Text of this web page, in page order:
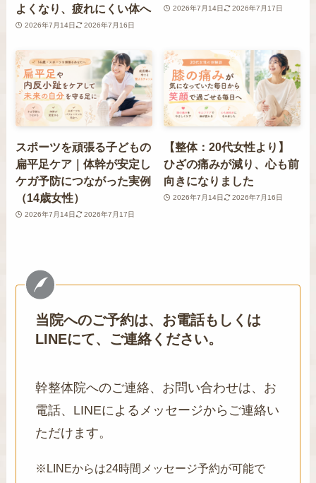
よくなり、疲れにくい体へ
2026年7月14日 2026年7月16日
2026年7月14日 2026年7月17日
スポーツを頑張る子どもの
扁平足ケア｜体幹が安定し
ケガ予防につながった実例
（14歳女性）
2026年7月14日 2026年7月17日
【整体：20代女性より】
ひざの痛みが減り、心も前
向きになりました
2026年7月14日 2026年7月16日
当院へのご予約は、お電話もしくは
LINEにて、ご連絡ください。
幹整体院へのご連絡、お問い合わせは、お
電話、LINEによるメッセージからご連絡い
ただけます。
※LINEからは24時間メッセージ予約が可能で